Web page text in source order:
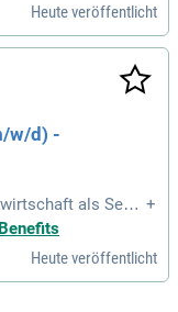
Heute veröffentlicht
w/d) -
als Senio
In dieser
Sie spielen ei
Plat
+
Heute veröffentlicht